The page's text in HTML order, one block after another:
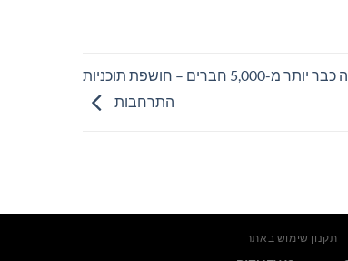
Bitget Builders מכילה כבר יותר מ-5,000 חברים – חושפת תוכניות
התרחבות
תקנון שימוש באתר